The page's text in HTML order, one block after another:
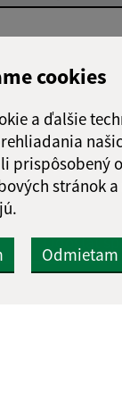
cookies
a ďalšie
prispôsobený
stránok
Odmietam
Google reCaptcha
Odoslať